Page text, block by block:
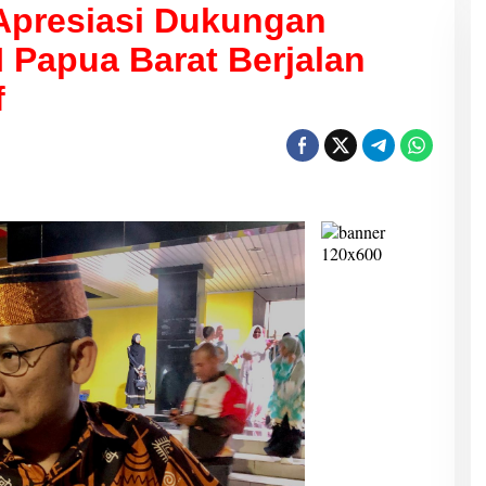
Dukungan
Papua Barat Berjalan